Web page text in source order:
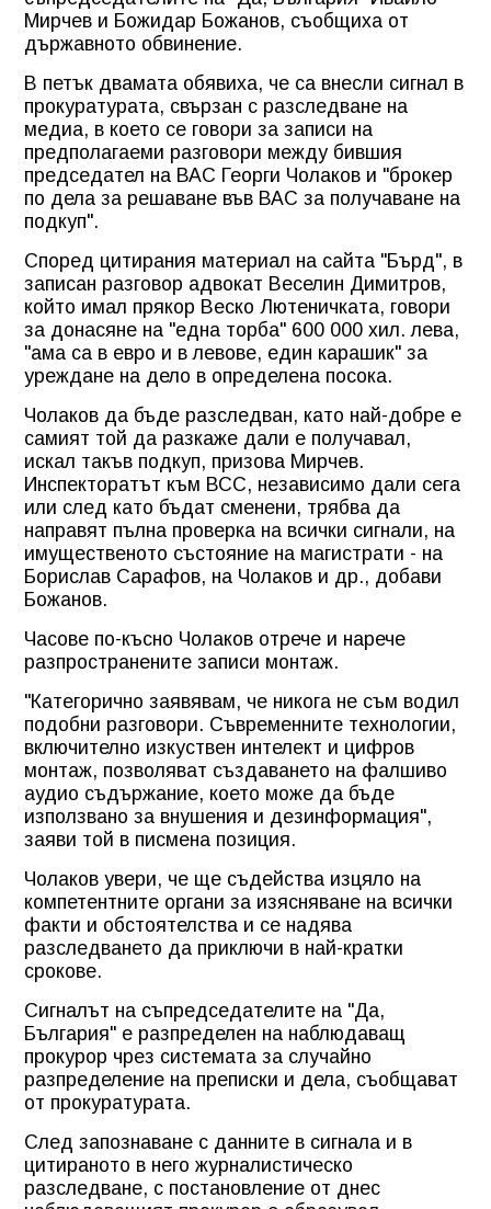
Мирчев и Божидар Божанов, съобщиха от
държавното обвинение.
В петък двамата обявиха, че са внесли сигнал в
прокуратурата, свързан с разследване на
медиа, в което се говори за записи на
предполагаеми разговори между бившия
председател на ВАС Георги Чолаков и "брокер
по дела за решаване във ВАС за получаване на
подкуп".
Според цитирания материал на сайта "Бърд", в
записан разговор адвокат Веселин Димитров,
който имал прякор Веско Лютеничката, говори
за донасяне на "една торба" 600 000 хил. лева,
"ама са в евро и в левове, един карашик" за
уреждане на дело в определена посока.
Чолаков да бъде разследван, като най-добре е
самият той да разкаже дали е получавал,
искал такъв подкуп, призова Мирчев.
Инспекторатът към ВСС, независимо дали сега
или след като бъдат сменени, трябва да
направят пълна проверка на всички сигнали, на
имущественото състояние на магистрати - на
Борислав Сарафов, на Чолаков и др., добави
Божанов.
Часове по-късно Чолаков отрече и нарече
разпространените записи монтаж.
"Категорично заявявам, че никога не съм водил
подобни разговори. Съвременните технологии,
включително изкуствен интелект и цифров
монтаж, позволяват създаването на фалшиво
аудио съдържание, което може да бъде
използвано за внушения и дезинформация",
заяви той в писмена позиция.
Чолаков увери, че ще съдейства изцяло на
компетентните органи за изясняване на всички
факти и обстоятелства и се надява
разследването да приключи в най-кратки
срокове.
Сигналът на съпредседателите на "Да,
България" е разпределен на наблюдаващ
прокурор чрез системата за случайно
разпределение на преписки и дела, съобщават
от прокуратурата.
След запознаване с данните в сигнала и в
цитираното в него журналистическо
разследване, с постановление от днес